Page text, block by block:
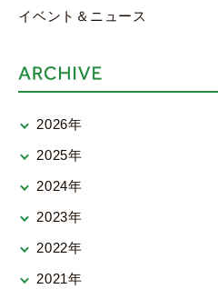
イベント＆ニュース
2026年
2025年
2024年
2023年
2022年
2021年